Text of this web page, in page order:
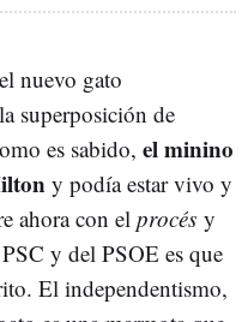
nuevo gato
superposición de
es sabido, el minino
y podía estar vivo y
ahora con el procés y
y del PSOE es que
El independentismo,